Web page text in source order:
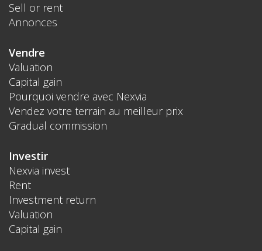
Sell or rent
Annonces
Vendre
Valuation
Capital gain
Pourquoi vendre avec Nexvia
Vendez votre terrain au meilleur prix
Gradual commission
Investir
Nexvia invest
Rent
Investment return
Valuation
Capital gain